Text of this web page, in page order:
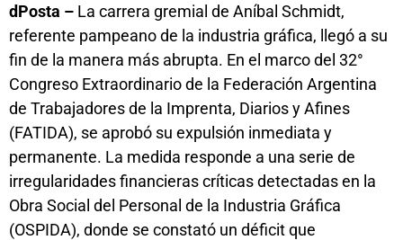
dPosta – La carrera gremial de Aníbal Schmidt,
referente pampeano de la industria gráfica, llegó a su
fin de la manera más abrupta. En el marco del 32°
Congreso Extraordinario de la Federación Argentina
de Trabajadores de la Imprenta, Diarios y Afines
(FATIDA), se aprobó su expulsión inmediata y
permanente. La medida responde a una serie de
irregularidades financieras críticas detectadas en la
Obra Social del Personal de la Industria Gráfica
(OSPIDA), donde se constató un déficit que